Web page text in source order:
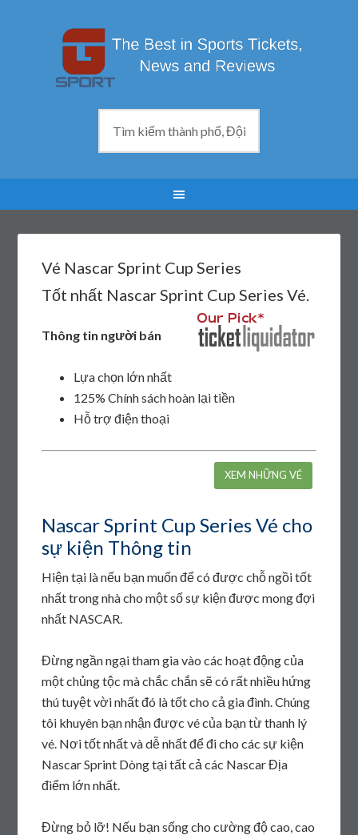
Vé Nascar Sprint Cup Series
Tốt nhất Nascar Sprint Cup Series Vé.
Thông tin người bán
Lựa chọn lớn nhất
125% Chính sách hoàn lại tiền
Hỗ trợ điện thoại
XEM NHỮNG VÉ
Nascar Sprint Cup Series Vé cho
sự kiện Thông tin
Hiện tại là nếu bạn muốn để có được chỗ ngồi tốt
nhất trong nhà cho một số sự kiện được mong đợi
nhất NASCAR.
Đừng ngần ngại tham gia vào các hoạt động của
một chủng tộc mà chắc chắn sẽ có rất nhiều hứng
thú tuyệt vời nhất đó là tốt cho cả gia đình. Chúng
tôi khuyên bạn nhận được vé của bạn từ thanh lý
vé. Nơi tốt nhất và dễ nhất để đi cho các sự kiện
Nascar Sprint Dòng tại tất cả các Nascar Địa
điểm lớn nhất.
Đừng bỏ lỡ! Nếu bạn sống cho cường độ cao, cao